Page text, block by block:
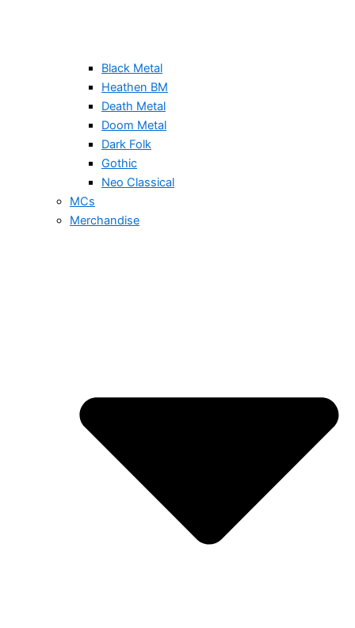
Black Metal
Heathen BM
Death Metal
Doom Metal
Dark Folk
Gothic
Neo Classical
MCs
Merchandise